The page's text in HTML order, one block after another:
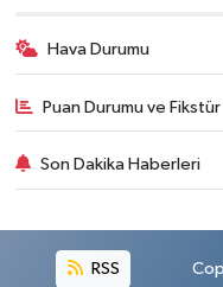
Hava Durumu
Puan Durumu ve Fikstür
Son Dakika Haberleri
RSS